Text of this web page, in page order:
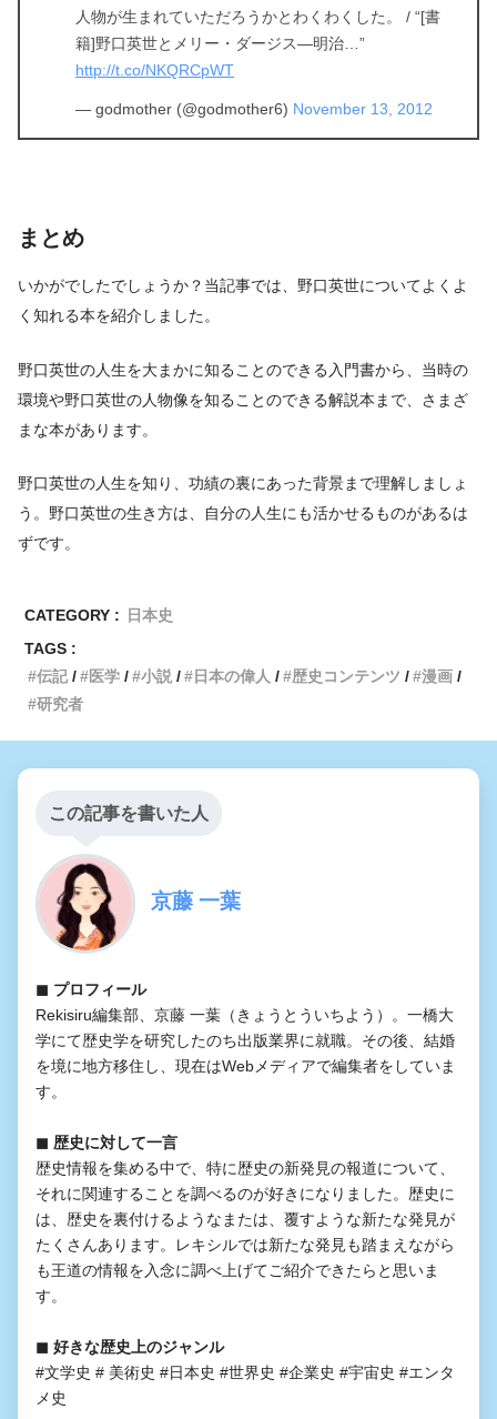
人物が生まれていただろうかとわくわくした。 / “[書
籍]野口英世とメリー・ダージス―明治…”
http://t.co/NKQRCpWT
— godmother (@godmother6) November 13, 2012
まとめ
いかがでしたでしょうか？当記事では、野口英世についてよくよ
く知れる本を紹介しました。
野口英世の人生を大まかに知ることのできる入門書から、当時の
環境や野口英世の人物像を知ることのできる解説本まで、さまざ
まな本があります。
野口英世の人生を知り、功績の裏にあった背景まで理解しましょ
う。野口英世の生き方は、自分の人生にも活かせるものがあるは
ずです。
CATEGORY :
日本史
TAGS :
伝記
医学 小説 日本の偉人 歴史コンテンツ
漫画
研究者
この記事を書いた人
京藤 一葉
◼︎ プロフィール
Rekisiru編集部、京藤 一葉（きょうとういちよう）。一橋大
学にて歴史学を研究したのち出版業界に就職。その後、結婚
を境に地方移住し、現在はWebメディアで編集者をしていま
す。
◼︎ 歴史に対して一言
歴史情報を集める中で、特に歴史の新発見の報道について、
それに関連することを調べるのが好きになりました。歴史に
は、歴史を裏付けるようなまたは、覆すような新たな発見が
たくさんあります。レキシルでは新たな発見も踏まえながら
も王道の情報を入念に調べ上げてご紹介できたらと思いま
す。
◼︎ 好きな歴史上のジャンル
#文学史 # 美術史 #日本史 #世界史 #企業史 #宇宙史 #エンタ
メ史